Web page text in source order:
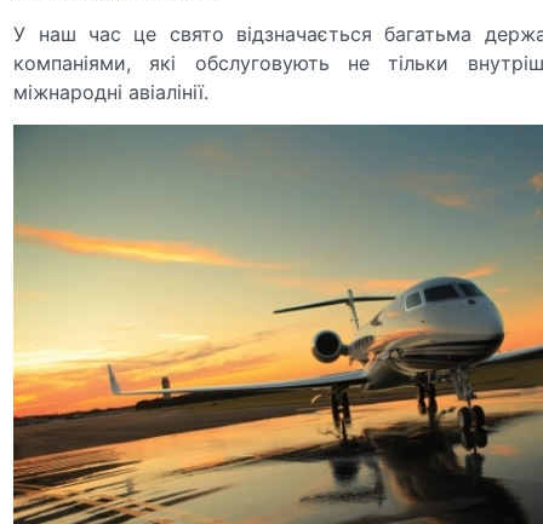
У наш час це свято відзначається багатьма
компаніями, які обслуговують не тільки
міжнародні авіалінії.